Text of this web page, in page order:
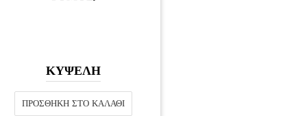
ΚΥΨΕΛΗ
ΠΡΟΣΘΉΚΗ ΣΤΟ ΚΑΛΆΘΙ